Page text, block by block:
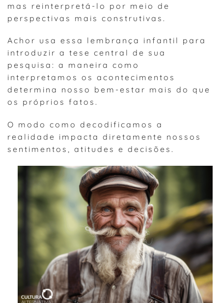
mas reinterpretá-lo por meio de
perspectivas mais construtivas.
Achor usa essa lembrança infantil para
introduzir a tese central de sua
pesquisa: a maneira como
interpretamos os acontecimentos
determina nosso bem-estar mais do que
os próprios fatos.
O modo como decodificamos a
realidade impacta diretamente nossos
sentimentos, atitudes e decisões.